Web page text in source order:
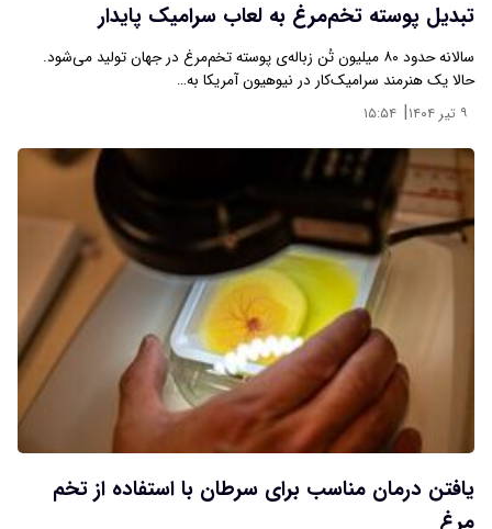
تبدیل پوسته تخم‌مرغ به لعاب سرامیک پایدار
سالانه حدود ۸۰ میلیون تُن زباله‌ی پوسته تخم‌مرغ در جهان تولید می‌شود.
حالا یک هنرمند سرامیک‌کار در نیوهیون آمریکا به…
۹ تیر ۱۴۰۴ | ۱۵:۵۴
یافتن درمان مناسب برای سرطان با استفاده از تخم